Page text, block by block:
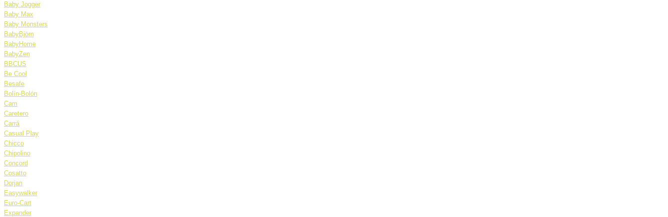
Baby Jogger
Baby Max
Baby Monsters
BabyBjörn
BabyHome
BabyZen
BBCUS
Be Cool
Besafe
Bolín-Bolón
Cam
Caretero
Carrá
Casual Play
Chicco
Chipolino
Concord
Cosatto
Dorjan
Easywalker
Euro-Cart
Expander